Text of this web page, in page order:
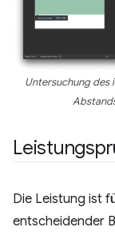
Untersuchung des
Die Leistung ist
entscheidender